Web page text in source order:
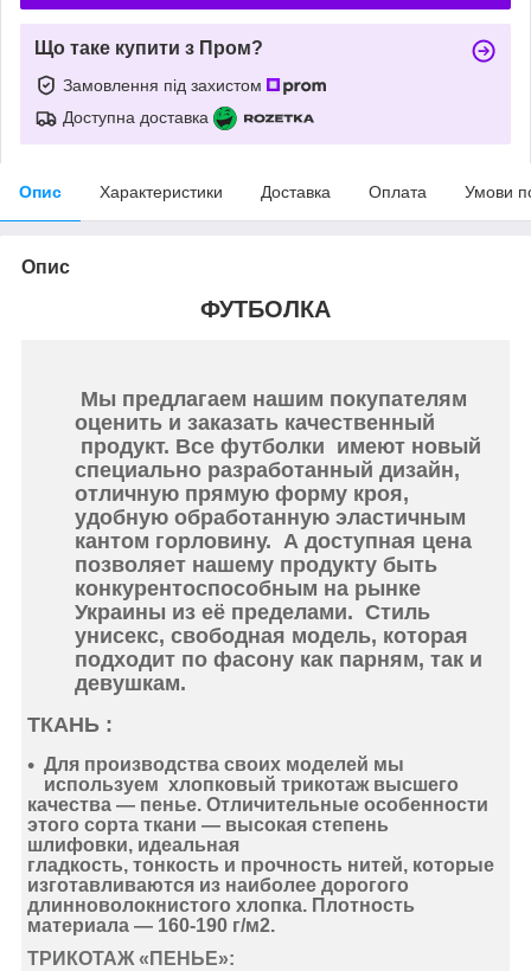
Що таке купити з Пром?
Замовлення під захистом
Доступна доставка
Опис Характеристики Доставка Оплата Умови
Опис
ФУТБОЛКА
Мы предлагаем нашим покупателям
оценить и заказать качественный
продукт. Все футболки имеют новый
специально разработанный дизайн,
отличную прямую форму кроя,
удобную обработанную эластичным
кантом горловину. А доступная цена
позволяет нашему продукту быть
конкурентоспособным на рынке
Украины из её пределами. Стиль
унисекс, свободная модель, которая
подходит по фасону как парням, так и
девушкам.
ТКАНЬ :
Для производства своих моделей мы
используем хлопковый трикотаж высшего
качества — пенье. Отличительные особенности
этого сорта ткани — высокая степень
шлифовки, идеальная
гладкость, тонкость и прочность нитей, которые
изготавливаются из наиболее дорогого
длинноволокнистого хлопка. Плотность
материала — 160-190 г/м2.
ТРИКОТАЖ «ПЕНЬЕ»: